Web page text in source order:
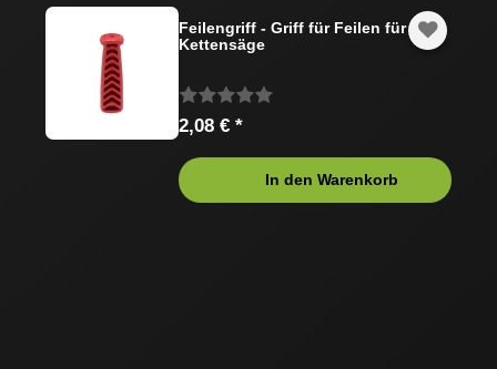
Feilengriff - Griff für Feilen für
Kettensäge
2,08 € *
In den Warenkorb